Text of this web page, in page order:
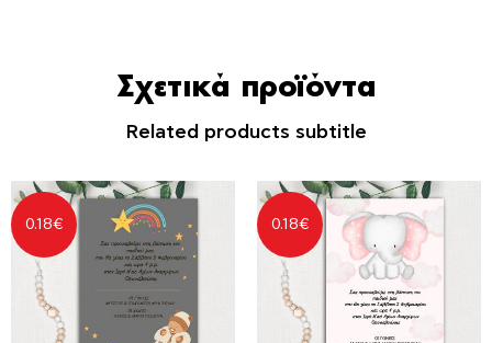
Σχετικά προϊόντα
Related products subtitle
0.18€ 0.18€